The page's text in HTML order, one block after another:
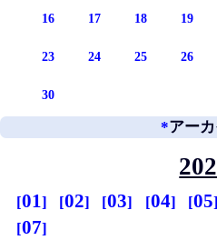
16 17 18 19
23 24 25 26
30
*アー
01 02 03 04 05
07